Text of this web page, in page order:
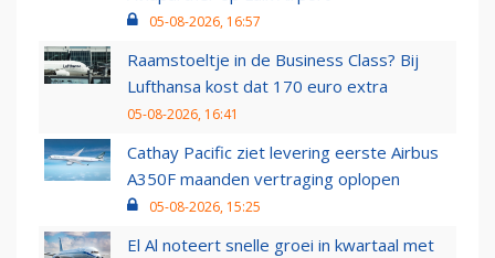
05-08-2026, 16:57
Raamstoeltje in de Business Class? Bij
Lufthansa kost dat 170 euro extra
05-08-2026, 16:41
Cathay Pacific ziet levering eerste Airbus
A350F maanden vertraging oplopen
05-08-2026, 15:25
El Al noteert snelle groei in kwartaal met